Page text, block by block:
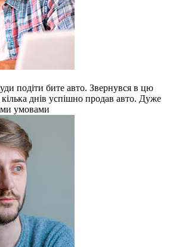
подіти бите авто. Звернувся в цю
днів успішно продав авто. Дуже
умовами